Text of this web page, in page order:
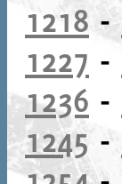
1218 -
1227 -
1236 -
1245-